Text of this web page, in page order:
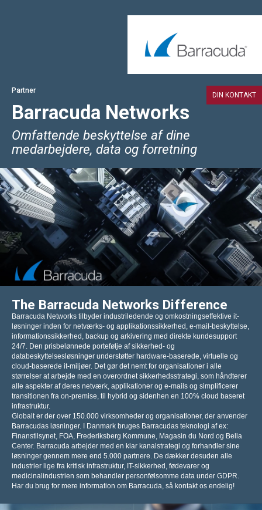
Partner
Barracuda Networks
Omfattende beskyttelse af dine
medarbejdere, data og forretning
The Barracuda Networks Difference
Barracuda Networks tilbyder industriledende og omkostningseffektive it-
løsninger inden for netværks- og applikationssikkerhed, e-mail-beskyttelse,
informationssikkerhed, backup og arkivering med direkte kundesupport
24/7. Den prisbelønnede portefølje af sikkerhed- og
databeskyttelsesløsninger understøtter hardware-baserede, virtuelle og
cloud-baserede it-miljøer. Det gør det nemt for organisationer i alle
størrelser at arbejde med en overordnet sikkerhedsstrategi, som håndterer
alle aspekter af deres netværk, applikationer og e-mails og simplificerer
transitionen fra on-premise, til hybrid og sidenhen en 100% cloud baseret
infrastruktur.
Globalt er der over 150.000 virksomheder og organisationer, der anvender
Barracudas løsninger. I Danmark bruges Barracudas teknologi af ex:
Finanstilsynet, FOA, Frederiksberg Kommune, Magasin du Nord og Bella
Center. Barracuda arbejder med en klar kanalstrategi og forhandler sine
løsninger gennem mere end 5.000 partnere. De dækker desuden alle
industrier lige fra kritisk infrastruktur, IT-sikkerhed, fødevarer og
medicinalindustrien som behandler personfølsomme data under GDPR.
Har du brug for mere information om Barracuda, så kontakt os endelig!
DIN KONTAKT